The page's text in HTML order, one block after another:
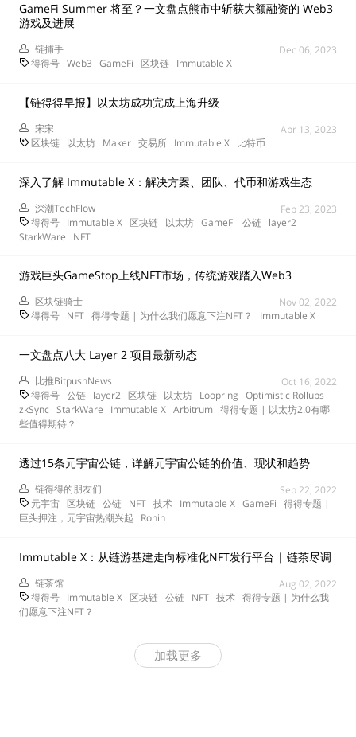
GameFi Summer 将至？一文盘点熊市中斩获大额融资的 Web3
游戏及进展
链捕手
Dec 06, 2023
得得号 Web3 GameFi 区块链 Immutable X
【链得得早报】以太坊成功完成上海升级
宋宋
Apr 13, 2023
区块链 以太坊 Maker 交易所 Immutable X 比特币
深入了解 Immutable X：解决方案、团队、代币和游戏生态
深潮TechFlow
Feb 23, 2023
得得号 Immutable X 区块链 以太坊 GameFi 公链 layer2
StarkWare
NFT
游戏巨头GameStop上线NFT市场，传统游戏踏入Web3
区块链骑士
Nov 02, 2022
得得号 NFT 得得专题 | 为什么我们愿意下注NFT？ Immutable X
一文盘点八大 Layer 2 项目最新动态
比推BitpushNews
Oct 16, 2022
得得号 公链 layer2 区块链 以太坊 Loopring Optimistic Rollups
zkSync StarkWare Immutable X Arbitrum 得得专题 | 以太坊2.0有哪
些值得期待？
透过15条元宇宙公链，详解元宇宙公链的价值、现状和趋势
链得得的朋友们
Sep 22, 2022
元宇宙 区块链 公链 NFT 技术 Immutable X GameFi 得得专题 |
巨头押注，元宇宙热潮兴起
Ronin
Immutable X：从链游基建走向标准化NFT发行平台 | 链茶尽调
链茶馆
Aug 02, 2022
得得号 Immutable X 区块链 公链 NFT 技术 得得专题 | 为什么我
们愿意下注NFT？
加载更多